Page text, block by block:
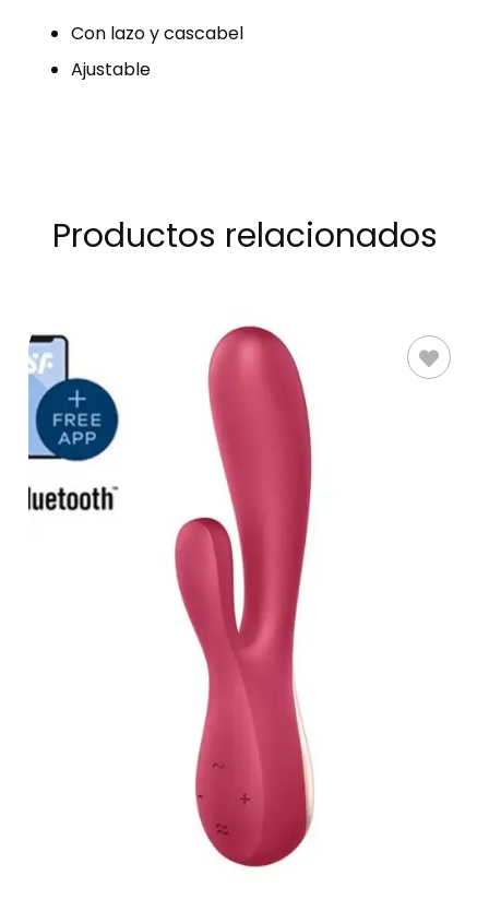
Con lazo y cascabel
Ajustable
Productos relacionados
LEER MÁS